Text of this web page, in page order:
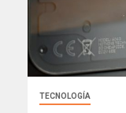
TECNOLOGÍA